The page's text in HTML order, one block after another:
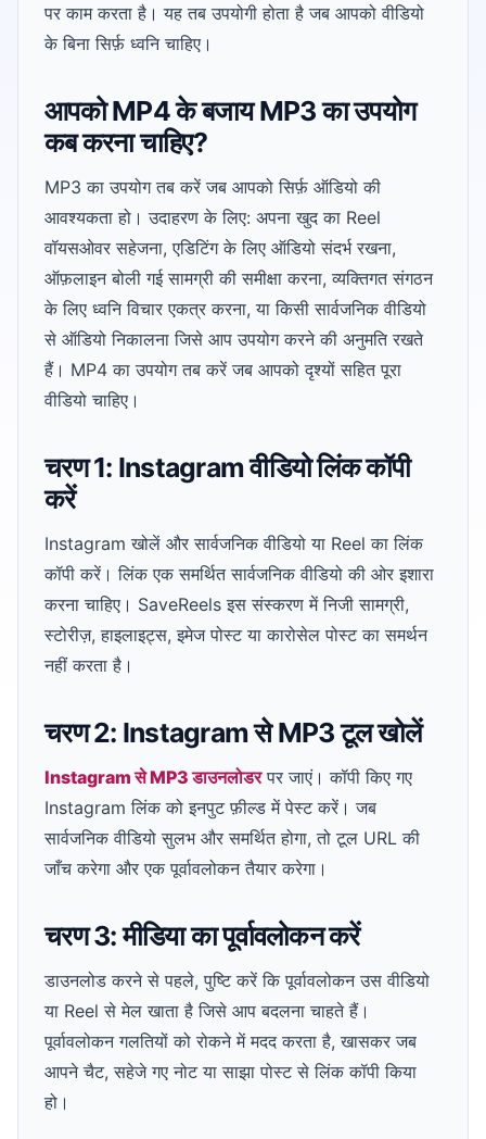
पर काम करता है। यह तब उपयोगी होता है जब आपको वीडियो
के बिना सिर्फ़ ध्वनि चाहिए।
आपको MP4 के बजाय MP3 का उपयोग
कब करना चाहिए?
MP3 का उपयोग तब करें जब आपको सिर्फ़ ऑडियो की
आवश्यकता हो। उदाहरण के लिए: अपना खुद का Reel
वॉयसओवर सहेजना, एडिटिंग के लिए ऑडियो संदर्भ रखना,
ऑफ़लाइन बोली गई सामग्री की समीक्षा करना, व्यक्तिगत संगठन
के लिए ध्वनि विचार एकत्र करना, या किसी सार्वजनिक वीडियो
से ऑडियो निकालना जिसे आप उपयोग करने की अनुमति रखते
हैं। MP4 का उपयोग तब करें जब आपको दृश्यों सहित पूरा
वीडियो चाहिए।
चरण 1: Instagram वीडियो लिंक कॉपी
करें
Instagram खोलें और सार्वजनिक वीडियो या Reel का लिंक
कॉपी करें। लिंक एक समर्थित सार्वजनिक वीडियो की ओर इशारा
करना चाहिए। SaveReels इस संस्करण में निजी सामग्री,
स्टोरीज़, हाइलाइट्स, इमेज पोस्ट या कारोसेल पोस्ट का समर्थन
नहीं करता है।
चरण 2: Instagram से MP3 टूल खोलें
Instagram से MP3 डाउनलोडरपर जाएं। कॉपी किए गए
Instagram लिंक को इनपुट फ़ील्ड में पेस्ट करें। जब
सार्वजनिक वीडियो सुलभ और समर्थित होगा, तो टूल URL की
जाँच करेगा और एक पूर्वावलोकन तैयार करेगा।
चरण 3: मीडिया का पूर्वावलोकन करें
डाउनलोड करने से पहले, पुष्टि करें कि पूर्वावलोकन उस वीडियो
या Reel से मेल खाता है जिसे आप बदलना चाहते हैं।
पूर्वावलोकन गलतियों को रोकने में मदद करता है, खासकर जब
आपने चैट, सहेजे गए नोट या साझा पोस्ट से लिंक कॉपी किया
हो।